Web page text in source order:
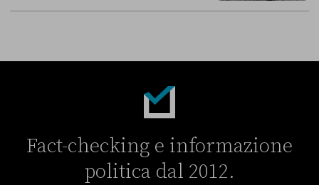
Fact-checking e informazione
politica dal 2012.